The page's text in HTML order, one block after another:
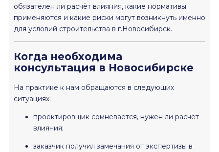
обязателен ли расчёт влияния, какие нормативы
применяются и какие риски могут возникнуть именно
для условий строительства в г.Новосибирск.
Когда необходима
консультация в Новосибирске
На практике к нам обращаются в следующих
ситуациях:
проектировщик сомневается, нужен ли расчёт
влияния;
заказчик получил замечания от экспертизы в